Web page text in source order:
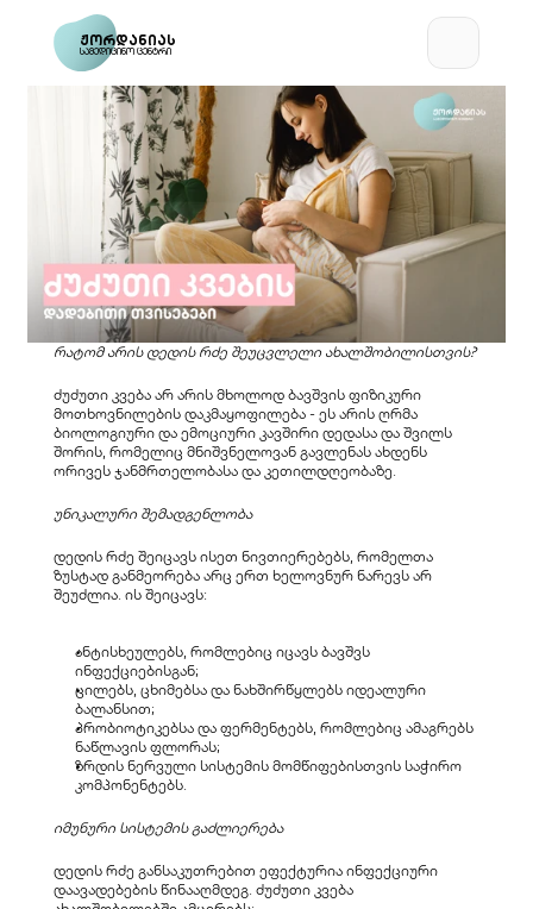
სამედიცინო ცენტრი
ჟორდანიას
რატომ არის დედის რძე შეუცვლელი ახალშობილისთვის?
ძუძუთი კვება არ არის მხოლოდ ბავშვის ფიზიკური
მოთხოვნილების დაკმაყოფილება - ეს არის ღრმა
ბიოლოგიური და ემოციური კავშირი დედასა და შვილს
შორის, რომელიც მნიშვნელოვან გავლენას ახდენს
ორივეს ჯანმრთელობასა და კეთილდღეობაზე.
უნიკალური შემადგენლობა
დედის რძე შეიცავს ისეთ ნივთიერებებს, რომელთა
ზუსტად განმეორება არც ერთ ხელოვნურ ნარევს არ
შეუძლია. ის შეიცავს:
ანტისხეულებს, რომლებიც იცავს ბავშვს
ინფექციებისგან;
ცილებს, ცხიმებსა და ნახშირწყლებს იდეალური
ბალანსით;
პრობიოტიკებსა და ფერმენტებს, რომლებიც ამაგრებს
ნაწლავის ფლორას;
ზრდის ნერვული სისტემის მომწიფებისთვის საჭირო
კომპონენტებს.
იმუნური სისტემის გაძლიერება
დედის რძე განსაკუთრებით ეფექტურია ინფექციური
დაავადებების წინააღმდეგ. ძუძუთი კვება